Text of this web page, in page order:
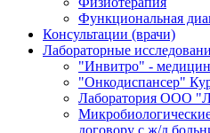
Функциональная
Консультации (врачи)
Лабораторные
"Инвитро" -
"Онкодиспансер"
Лаборатория ООО
договору с ж/д